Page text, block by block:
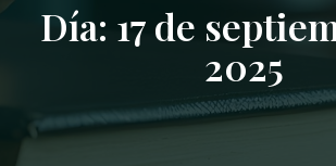
Día: 17 de
2025